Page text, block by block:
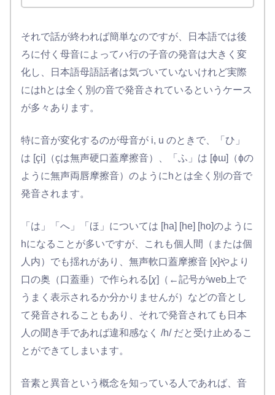
それで話が終われば簡単なのですが、日本語では後
ろに付く母音によってハ行の子音の発音は大きく変
化し、日本語母語話者は気づいていないけれど実際
にはhとは全く別の音で発音されているというケース
が多々あります。
特に音が変化するのが母音が i, u のときで、「ひ」
は [çi]（çは無声硬口蓋摩擦音）、「ふ」は [ɸɯ]（ɸの
ように無声両唇摩擦音）のようにhとは全く別の音で
発音されます。
「は」「へ」「ほ」については [ha] [he] [ho]のように
hになることが多いですが、これも個人間（または個
人内）でも揺れがあり、無声軟口蓋摩擦音 [x]やより
口の奥（口蓋垂）で作られる[χ]（←記号がweb上で
うまく表示されるか分かりませんが）などの音とし
て発音されることもあり、それで発音されても日本
人の聞き手であれば違和感なく /h/ だと受け止めるこ
とができてしまいます。
音素と異音という概念を知っている人であれば、音